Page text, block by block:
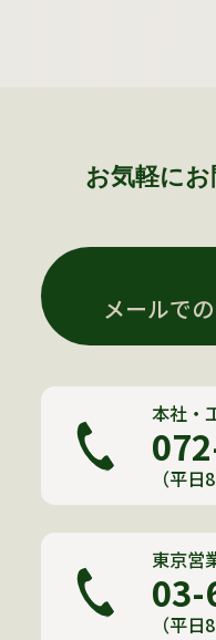
お気軽に
メールで
本社・
（平日
東京営
03-
（平日